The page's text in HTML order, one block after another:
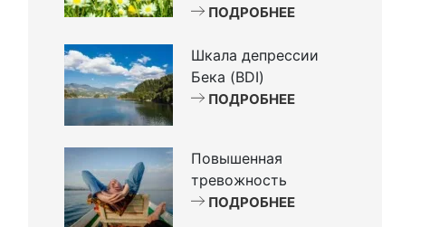
ПОДРОБНЕЕ
Шкала депрессии
Бека (BDI)
ПОДРОБНЕЕ
Повышенная
тревожность
ПОДРОБНЕЕ